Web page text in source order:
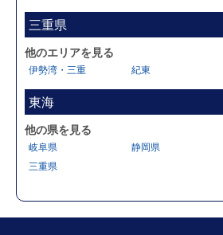
三重県
他のエリアを見る
伊勢湾・三重 紀東
東海
他の県を見る
岐阜県 静岡県
三重県